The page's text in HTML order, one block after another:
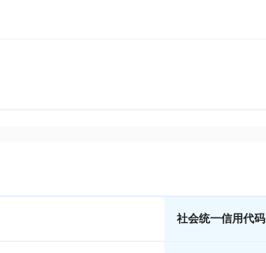
社会统一信用代码